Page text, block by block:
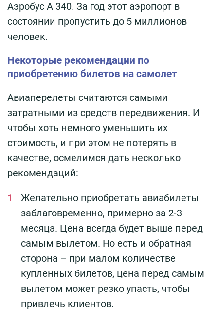
Аэробус А 340. За год этот аэропорт в
состоянии пропустить до 5 миллионов
человек.
Некоторые рекомендации по
приобретению билетов на самолет
Авиаперелеты считаются самыми
затратными из средств передвижения. И
чтобы хоть немного уменьшить их
стоимость, и при этом не потерять в
качестве, осмелимся дать несколько
рекомендаций:
Желательно приобретать авиабилеты
заблаговременно, примерно за 2-3
месяца. Цена всегда будет выше перед
самым вылетом. Но есть и обратная
сторона – при малом количестве
купленных билетов, цена перед самым
вылетом может резко упасть, чтобы
привлечь клиентов.